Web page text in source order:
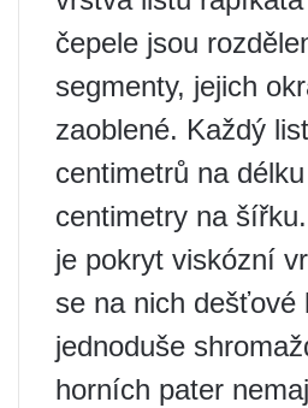
čepele jsou
segmenty, jejich
zaoblené. Každý
centimetrů na
centimetry na
je pokryt viskózní
se na nich dešťové
jednoduše
horních pater